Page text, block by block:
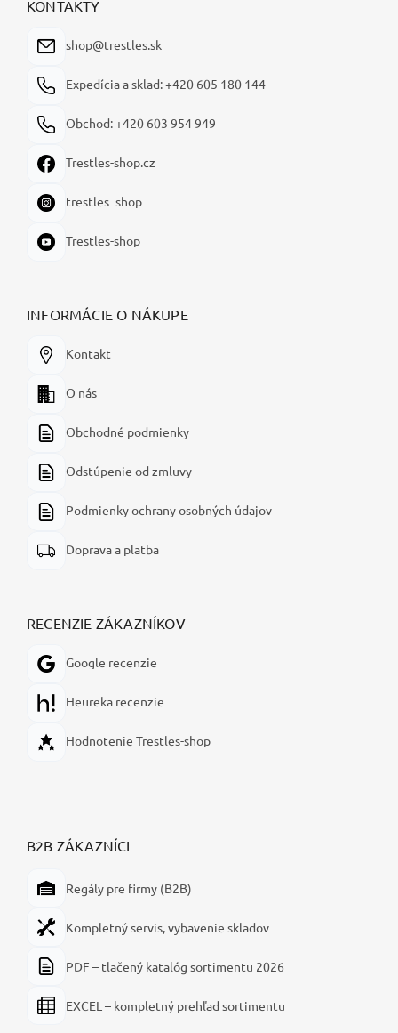
KONTAKTY
shop@trestles.sk
Expedícia a sklad: +420 605 180 144
Obchod: +420 603 954 949
Trestles-shop.cz
trestles_shop
Trestles-shop
INFORMÁCIE O NÁKUPE
Kontakt
O nás
Obchodné podmienky
Odstúpenie od zmluvy
Podmienky ochrany osobných údajov
Doprava a platba
RECENZIE ZÁKAZNÍKOV
Google recenzie
Heureka recenzie
Hodnotenie Trestles-shop
B2B ZÁKAZNÍCI
Regály pre firmy (B2B)
Kompletný servis, vybavenie skladov
PDF – tlačený katalóg sortimentu 2026
EXCEL – kompletný prehľad sortimentu